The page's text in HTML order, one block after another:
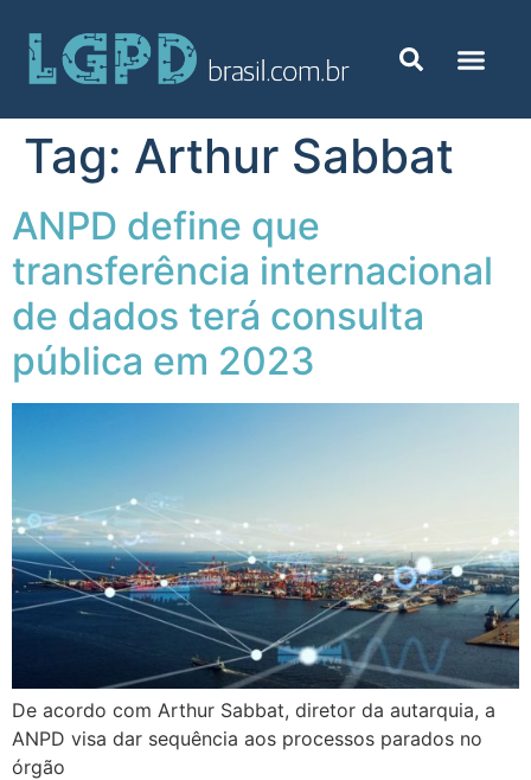
Tag: Arthur Sabbat
ANPD define que
transferência internacional
de dados terá consulta
pública em 2023
De acordo com Arthur Sabbat, diretor da autarquia, a
ANPD visa dar sequência aos processos parados no
órgão